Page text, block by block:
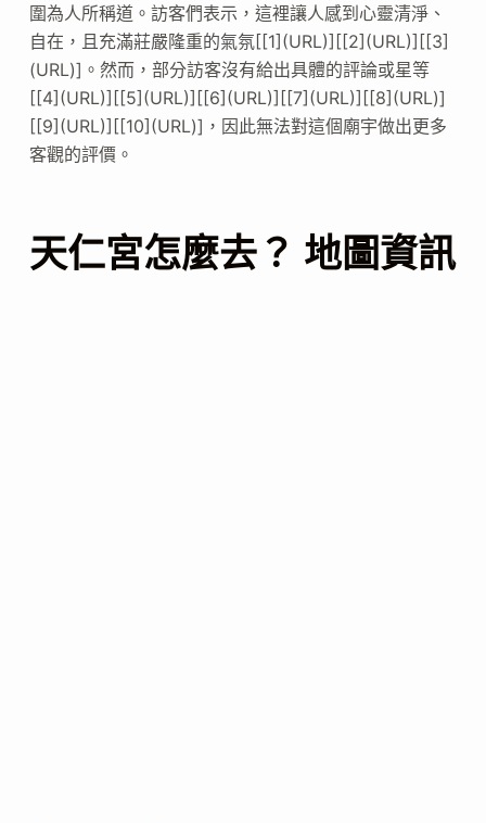
圍為人所稱道。訪客們表示，這裡讓人感到心靈清淨、
自在，且充滿莊嚴隆重的氣氛[[1](URL)][[2](URL)][[3]
(URL)]。然而，部分訪客沒有給出具體的評論或星等
[[4](URL)][[5](URL)][[6](URL)][[7](URL)][[8](URL)]
[[9](URL)][[10](URL)]，因此無法對這個廟宇做出更多
客觀的評價。
天仁宮怎麼去？ 地圖資訊